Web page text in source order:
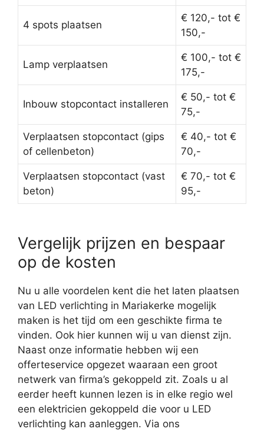
4 spots plaatsen
€ 120,- tot €
150,-
Lamp verplaatsen
€ 100,- tot €
175,-
Inbouw stopcontact installeren
€ 50,- tot €
75,-
Verplaatsen stopcontact (gips
of cellenbeton)
€ 40,- tot €
70,-
Verplaatsen stopcontact (vast
beton)
€ 70,- tot €
95,-
Vergelijk prijzen en bespaar
op de kosten
Nu u alle voordelen kent die het laten plaatsen
van LED verlichting in Mariakerke mogelijk
maken is het tijd om een geschikte firma te
vinden. Ook hier kunnen wij u van dienst zijn.
Naast onze informatie hebben wij een
offerteservice opgezet waaraan een groot
netwerk van firma’s gekoppeld zit. Zoals u al
eerder heeft kunnen lezen is in elke regio wel
een elektricien gekoppeld die voor u LED
verlichting kan aanleggen. Via ons